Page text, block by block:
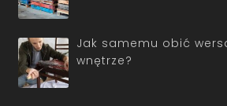
Jak samemu obić
wnętrze?